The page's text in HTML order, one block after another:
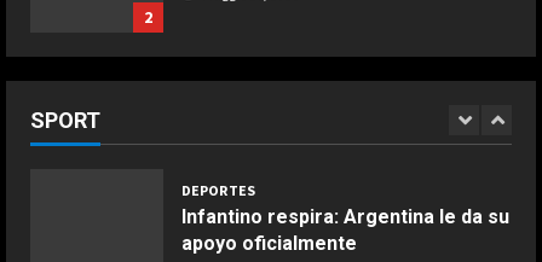
2
COCINA
COCINA
SPORT
Ivan Toney, acusado de agresión en
una discoteca
DEPORTES
Infantino respira: Argentina le da su
apoyo oficialmente